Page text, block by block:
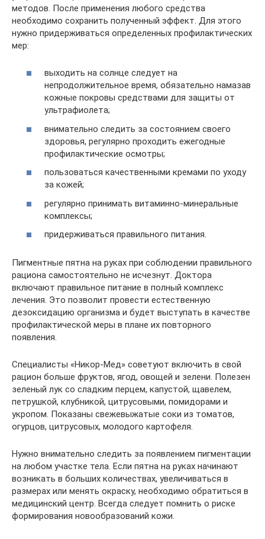
методов. После применения любого средства
необходимо сохранить полученный эффект. Для этого
нужно придерживаться определенных профилактических
мер:
выходить на солнце следует на
непродолжительное время, обязательно намазав
кожные покровы средствами для защиты от
ультрафиолета;
внимательно следить за состоянием своего
здоровья, регулярно проходить ежегодные
профилактические осмотры;
пользоваться качественными кремами по уходу
за кожей;
регулярно принимать витаминно-минеральные
комплексы;
придерживаться правильного питания.
Пигментные пятна на руках при соблюдении правильного
рациона самостоятельно не исчезнут. Доктора
включают правильное питание в полный комплекс
лечения. Это позволит провести естественную
дезоксидацию организма и будет выступать в качестве
профилактической меры в плане их повторного
появления.
Специалисты «Никор-Мед» советуют включить в свой
рацион больше фруктов, ягод, овощей и зелени. Полезен
зеленый лук со сладким перцем, капустой, щавелем,
петрушкой, клубникой, цитрусовыми, помидорами и
укропом. Показаны свежевыжатые соки из томатов,
огурцов, цитрусовых, молодого картофеля.
Нужно внимательно следить за появлением пигментации
на любом участке тела. Если пятна на руках начинают
возникать в больших количествах, увеличиваться в
размерах или менять окраску, необходимо обратиться в
медицинский центр. Всегда следует помнить о риске
формирования новообразований кожи.